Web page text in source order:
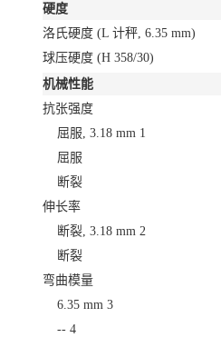
硬度
洛氏硬度 (L 计秤, 6.35 mm)
球压硬度 (H 358/30)
机械性能
抗张强度
屈服, 3.18 mm 1
屈服
断裂
伸长率
断裂, 3.18 mm 2
断裂
弯曲模量
6.35 mm 3
-- 4